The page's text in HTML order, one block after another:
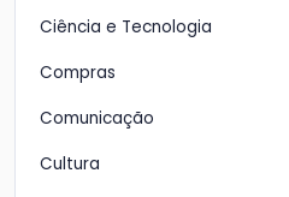
Ciência e Tecnologia
Compras
Comunicação
Cultura